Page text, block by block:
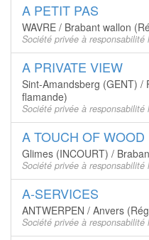
A PETIT PAS
WAVRE / Brabant wallon
Société privée à responsabilité
A PRIVATE VIEW
Sint-Amandsberg (GENT) /
flamande)
Société privée à responsabilité
A TOUCH OF WOOD
Glimes (INCOURT) /
Société privée à responsabilité
A-SERVICES
ANTWERPEN / Anvers
Société privée à responsabilité